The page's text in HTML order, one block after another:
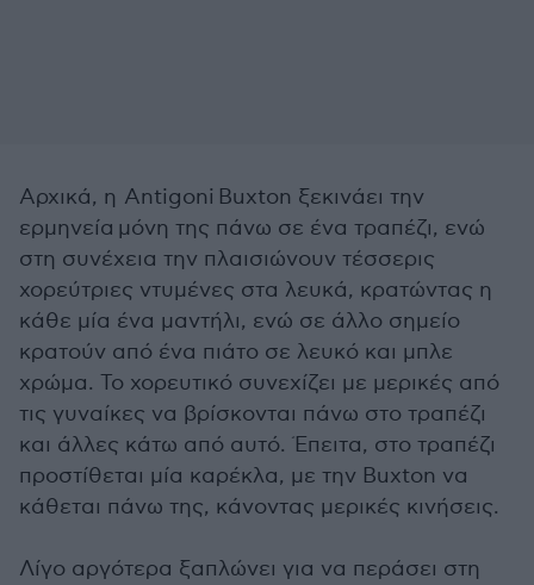
Αρχικά, η Antigoni Buxton ξεκινάει την
ερμηνεία μόνη της πάνω σε ένα τραπέζι, ενώ
στη συνέχεια την πλαισιώνουν τέσσερις
χορεύτριες ντυμένες στα λευκά, κρατώντας η
κάθε μία ένα μαντήλι, ενώ σε άλλο σημείο
κρατούν από ένα πιάτο σε λευκό και μπλε
χρώμα. Το χορευτικό συνεχίζει με μερικές από
τις γυναίκες να βρίσκονται πάνω στο τραπέζι
και άλλες κάτω από αυτό. Έπειτα, στο τραπέζι
προστίθεται μία καρέκλα, με την Buxton να
κάθεται πάνω της, κάνοντας μερικές κινήσεις.
Λίγο αργότερα ξαπλώνει για να περάσει στη